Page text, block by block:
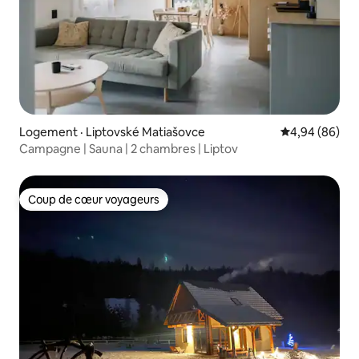
Logement · Liptovské Matiašovce Note
4,94 (86)
Campagne | Sauna | 2 chambres | Liptov
Coup de cœur voyageurs
Coup de cœur voyageurs